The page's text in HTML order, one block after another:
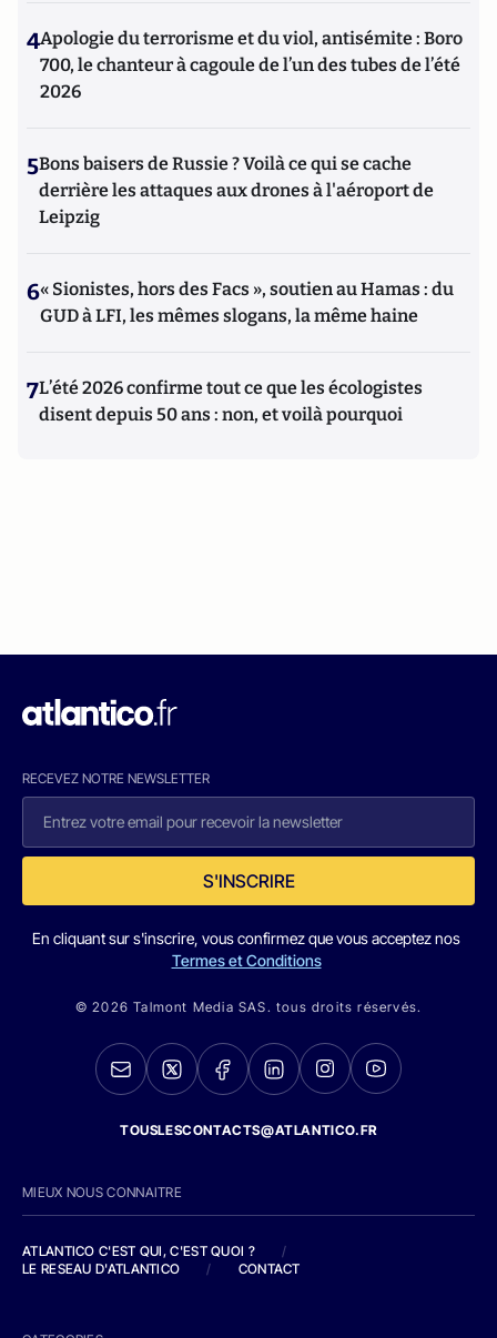
4Apologie du terrorisme et du viol, antisémite : Boro
700, le chanteur à cagoule de l’un des tubes de l’été
2026
5Bons baisers de Russie ? Voilà ce qui se cache
derrière les attaques aux drones à l'aéroport de
Leipzig
6« Sionistes, hors des Facs », soutien au Hamas : du
GUD à LFI, les mêmes slogans, la même haine
7L’été 2026 confirme tout ce que les écologistes
disent depuis 50 ans : non, et voilà pourquoi
RECEVEZ NOTRE NEWSLETTER
S'INSCRIRE
En cliquant sur s'inscrire, vous confirmez que vous acceptez nos
Termes et Conditions
© 2026 Talmont Media SAS. tous droits réservés.
TOUSLESCONTACTS@ATLANTICO.FR
MIEUX NOUS CONNAITRE
ATLANTICO C'EST QUI, C'EST QUOI ?
/
LE RESEAU D'ATLANTICO
/ CONTACT